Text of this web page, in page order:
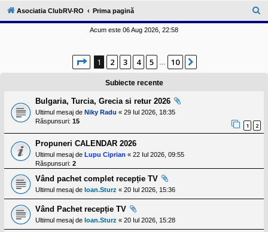
l
u
t
a
t
a
p
o
s
e
s
o
r
l
o
r
Asociatia ClubRV-RO Prima pagină
ă
Acum este 06 Aug 2026, 22:58
Pagina din 10
1 2 3 4 5 10
Subiecte recente
Bulgaria, Turcia, Grecia si retur 2026
Ultimul mesaj de Niky Radu « 29 Iul 2026, 18:35
Răspunsuri: 15
1 2
Propuneri CALENDAR 2026
Ultimul mesaj de Lupu Ciprian « 22 Iul 2026, 09:55
Răspunsuri: 2
Vând pachet complet recepție TV
Ultimul mesaj de Ioan.Sturz « 20 Iul 2026, 15:36
Vând Pachet recepție TV
Ultimul mesaj de Ioan.Sturz « 20 Iul 2026, 15:28